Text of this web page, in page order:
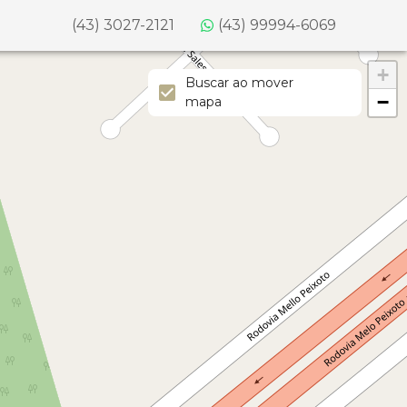
(43) 3027-2121 (43) 99994-6069
+
−
Buscar ao mover
mapa